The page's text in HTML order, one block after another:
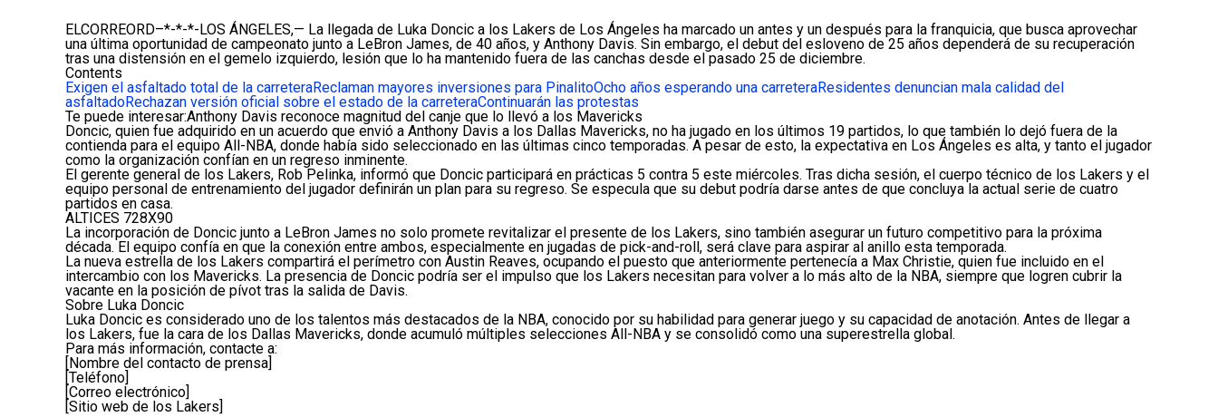
ELCORREORD–*-*-*-LOS ÁNGELES,— La llegada de Luka Doncic a los Lakers de Los Ángeles ha marcado un antes y un después para la franquicia, que busca aprovechar
una última oportunidad de campeonato junto a LeBron James, de 40 años, y Anthony Davis. Sin embargo, el debut del esloveno de 25 años dependerá de su recuperación
tras una distensión en el gemelo izquierdo, lesión que lo ha mantenido fuera de las canchas desde el pasado 25 de diciembre.
Contents
Exigen el asfaltado total de la carreteraReclaman mayores inversiones para PinalitoOcho años esperando una carreteraResidentes denuncian mala calidad del
asfaltadoRechazan versión oficial sobre el estado de la carreteraContinuarán las protestas
Te puede interesar:Anthony Davis reconoce magnitud del canje que lo llevó a los Mavericks
Doncic, quien fue adquirido en un acuerdo que envió a Anthony Davis a los Dallas Mavericks, no ha jugado en los últimos 19 partidos, lo que también lo dejó fuera de la
contienda para el equipo All-NBA, donde había sido seleccionado en las últimas cinco temporadas. A pesar de esto, la expectativa en Los Ángeles es alta, y tanto el jugador
como la organización confían en un regreso inminente.
El gerente general de los Lakers, Rob Pelinka, informó que Doncic participará en prácticas 5 contra 5 este miércoles. Tras dicha sesión, el cuerpo técnico de los Lakers y el
equipo personal de entrenamiento del jugador definirán un plan para su regreso. Se especula que su debut podría darse antes de que concluya la actual serie de cuatro
partidos en casa.
ALTICES 728X90
La incorporación de Doncic junto a LeBron James no solo promete revitalizar el presente de los Lakers, sino también asegurar un futuro competitivo para la próxima
década. El equipo confía en que la conexión entre ambos, especialmente en jugadas de pick-and-roll, será clave para aspirar al anillo esta temporada.
La nueva estrella de los Lakers compartirá el perímetro con Austin Reaves, ocupando el puesto que anteriormente pertenecía a Max Christie, quien fue incluido en el
intercambio con los Mavericks. La presencia de Doncic podría ser el impulso que los Lakers necesitan para volver a lo más alto de la NBA, siempre que logren cubrir la
vacante en la posición de pívot tras la salida de Davis.
Sobre Luka Doncic
Luka Doncic es considerado uno de los talentos más destacados de la NBA, conocido por su habilidad para generar juego y su capacidad de anotación. Antes de llegar a
los Lakers, fue la cara de los Dallas Mavericks, donde acumuló múltiples selecciones All-NBA y se consolidó como una superestrella global.
Para más información, contacte a:
[Nombre del contacto de prensa]
[Teléfono]
[Correo electrónico]
[Sitio web de los Lakers]